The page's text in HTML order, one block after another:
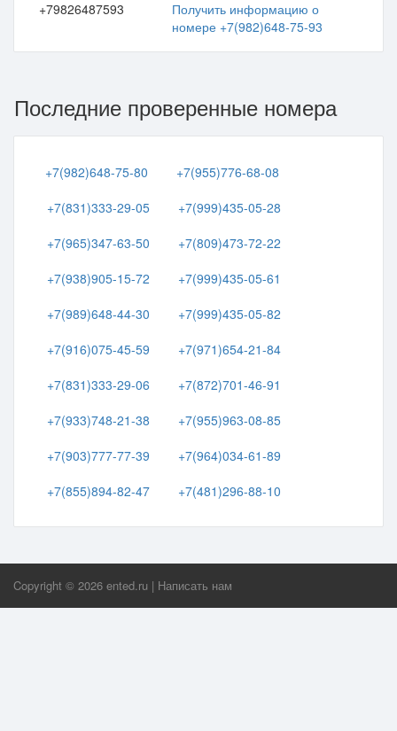
+79826487593
Получить информацию о
номере +7(982)648-75-93
Последние проверенные номера
+7(982)648-75-80
+7(955)776-68-08
+7(831)333-29-05
+7(999)435-05-28
+7(965)347-63-50
+7(809)473-72-22
+7(938)905-15-72
+7(999)435-05-61
+7(989)648-44-30
+7(999)435-05-82
+7(916)075-45-59
+7(971)654-21-84
+7(831)333-29-06
+7(872)701-46-91
+7(933)748-21-38
+7(955)963-08-85
+7(903)777-77-39
+7(964)034-61-89
+7(855)894-82-47
+7(481)296-88-10
Copyright © 2026 ented.ru | Написать нам